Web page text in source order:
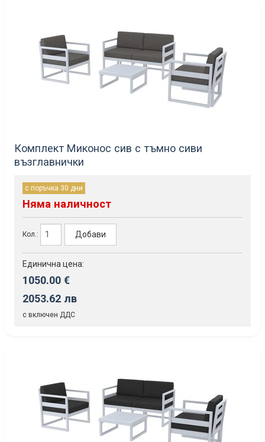
Комплект Миконос сив с тъмно сиви
възглавнички
с поръчка 30 дни
Няма наличност
Кол.: Добави
Единична цена:
1050.00 €
2053.62 лв
с включен ДДС